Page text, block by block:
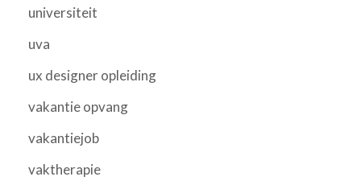
universiteit
uva
ux designer opleiding
vakantie opvang
vakantiejob
vaktherapie